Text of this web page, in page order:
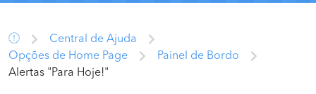
Central de Ajuda
Opções de Home Page
Painel de Bordo
Alertas "Para Hoje!"